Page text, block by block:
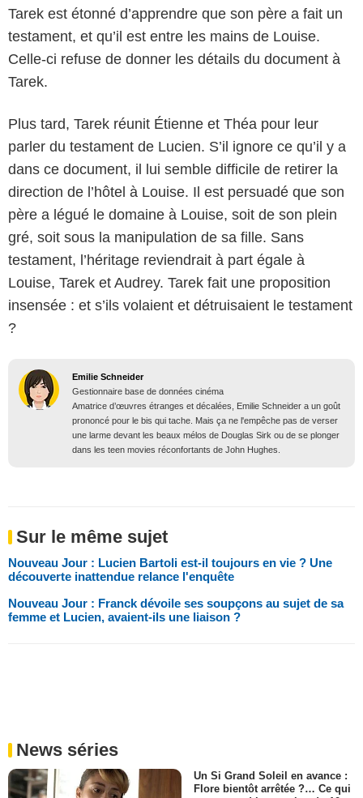
Tarek est étonné d’apprendre que son père a fait un
testament, et qu’il est entre les mains de Louise.
Celle-ci refuse de donner les détails du document à
Tarek.
Plus tard, Tarek réunit Étienne et Théa pour leur
parler du testament de Lucien. S’il ignore ce qu’il y a
dans ce document, il lui semble difficile de retirer la
direction de l’hôtel à Louise. Il est persuadé que son
père a légué le domaine à Louise, soit de son plein
gré, soit sous la manipulation de sa fille. Sans
testament, l’héritage reviendrait à part égale à
Louise, Tarek et Audrey. Tarek fait une proposition
insensée : et s’ils volaient et détruisaient le testament
?
Emilie Schneider
Gestionnaire base de données cinéma
Amatrice d’œuvres étranges et décalées, Emilie Schneider a un goût
prononcé pour le bis qui tache. Mais ça ne l'empêche pas de verser
une larme devant les beaux mélos de Douglas Sirk ou de se plonger
dans les teen movies réconfortants de John Hughes.
Sur le même sujet
Nouveau Jour : Lucien Bartoli est-il toujours en vie ? Une
découverte inattendue relance l'enquête
Nouveau Jour : Franck dévoile ses soupçons au sujet de sa
femme et Lucien, avaient-ils une liaison ?
News séries
Un Si Grand Soleil en avance :
Flore bientôt arrêtée ?… Ce qui